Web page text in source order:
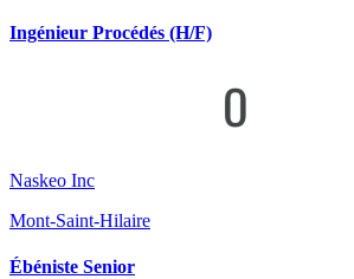
Ingénieur Procédés (H/F)
Naskeo Inc
Mont-Saint-Hilaire
Ébéniste Senior